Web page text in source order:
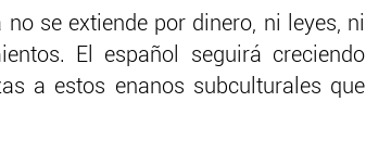
se extiende por dinero, ni leyes, ni
El español seguirá creciendo
a estos enanos subculturales que